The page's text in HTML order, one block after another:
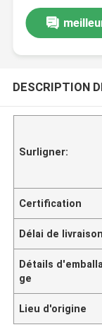
DESCRIPTION
Surligner:
Certification
Délai de livraison
Détails d'emballa
ge
Lieu d'origine